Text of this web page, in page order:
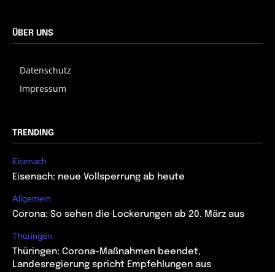
ÜBER UNS
Datenschutz
Impressum
TRENDING
Eisenach
Eisenach: neue Vollsperrung ab heute
Allgemein
Corona: So sehen die Lockerungen ab 20. März aus
Thüringen
Thüringen: Corona-Maßnahmen beendet,
Landesregierung spricht Empfehlungen aus